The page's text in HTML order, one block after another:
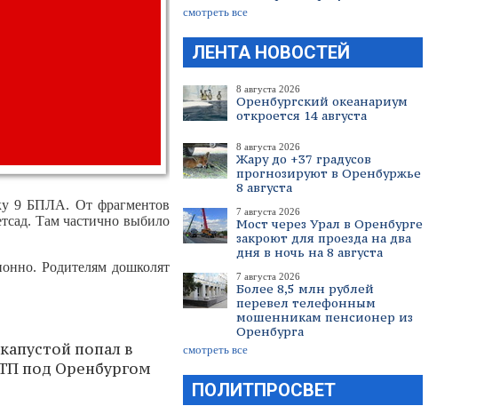
смотреть все
ЛЕНТА НОВОСТЕЙ
8 августа 2026
Оренбургский океанариум
откроется 14 августа
8 августа 2026
Жару до +37 градусов
прогнозируют в Оренбуржье
8 августа
7 августа 2026
Мост через Урал в Оренбурге
закроют для проезда на два
дня в ночь на 8 августа
7 августа 2026
Более 8,5 млн рублей
перевел телефонным
мошенникам пенсионер из
Оренбурга
смотреть все
ПОЛИТПРОСВЕТ
9 БПЛА. От фрагментов
Там частично выбило
Родителям дошколят
попал в
под Оренбургом